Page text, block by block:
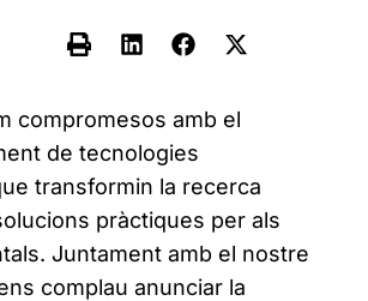
compromesos amb el
de tecnologies
transformin la recerca
pràctiques per als
Juntament amb el nostre
complau anunciar la